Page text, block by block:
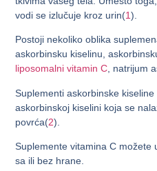
vodi se izlučuje kroz urin(1).
Postoji nekoliko oblika
askorbinsku kiselinu,
liposomalni vitamin C, natrijum
Suplementi askorbinske
askorbinskoj kiselini koja se
povrća(2).
Suplemente vitamina C možete
sa ili bez hrane.